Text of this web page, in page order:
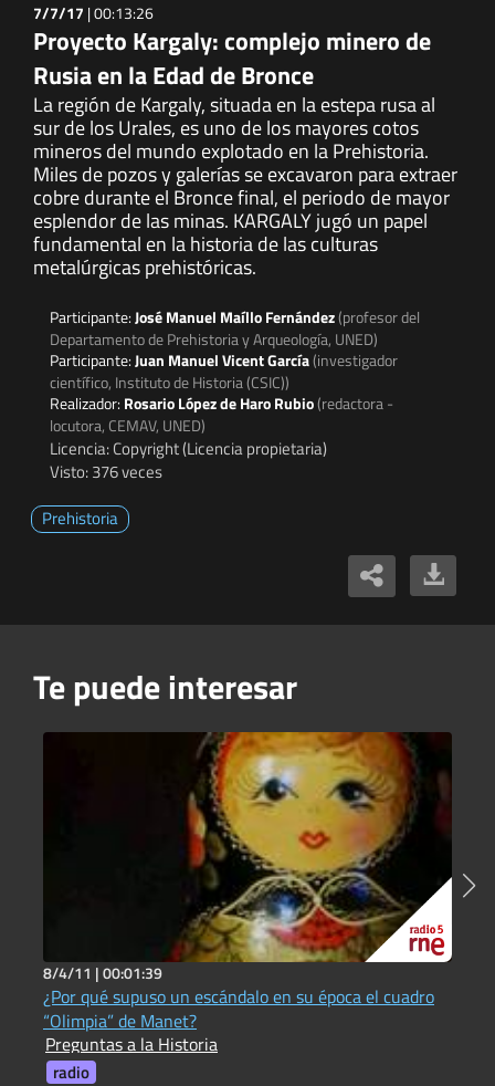
7/7/17 |00:13:26
Proyecto Kargaly: complejo minero de
Rusia en la Edad de Bronce
La región de Kargaly, situada en la estepa rusa al
sur de los Urales, es uno de los mayores cotos
mineros del mundo explotado en la Prehistoria.
Miles de pozos y galerías se excavaron para extraer
cobre durante el Bronce final, el periodo de mayor
esplendor de las minas. KARGALY jugó un papel
fundamental en la historia de las culturas
metalúrgicas prehistóricas.
Participante:José Manuel Maíllo Fernández(profesor del
Departamento de Prehistoria y Arqueología, UNED)
Participante:Juan Manuel Vicent García(investigador
científico, Instituto de Historia (CSIC))
Realizador: Rosario López de Haro Rubio(redactora -
locutora, CEMAV, UNED)
Licencia: Copyright (Licencia propietaria)
Visto: 376 veces
Prehistoria
Te puede interesar
8/4/11 |00:01:39
¿Por qué supuso un escándalo en su época el cuadro
“Olimpia” de Manet?
Preguntas a la Historia
radio